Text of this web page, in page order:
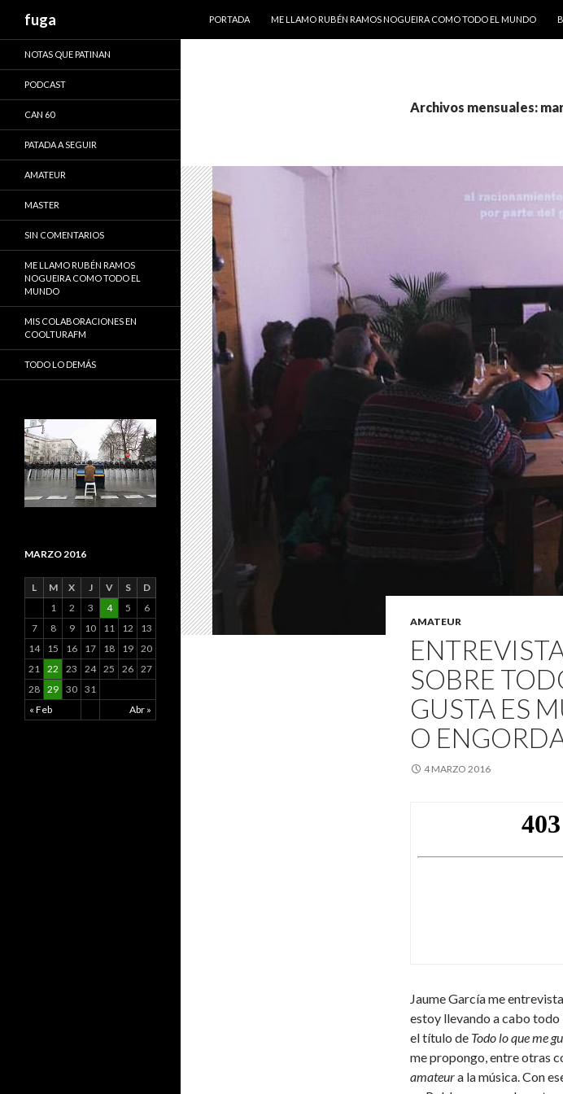
fuga
PORTADA
ME LLAMO RUBÉN RAMOS NOGUEIRA COMO TODO EL MUNDO
Archivos mensuales:
AMATEUR
SOBRE
GUSTA ES
O
4 MARZO 2016
Jaume García me
estoy llevando a cabo todo
el título de Todo lo que me
me propongo, entre otras
amateura la música. Con
NOTAS QUE PATINAN
PODCAST
CAN 60
PATADA A SEGUIR
AMATEUR
MASTER
SIN COMENTARIOS
ME LLAMO RUBÉN RAMOS
NOGUEIRA COMO TODO EL
MUNDO
MIS COLABORACIONES EN
COOLTURAFM
TODO LO DEMÁS
MARZO 2016
L M X J V S D
« Feb Abr »
1 2 3 4 5
6
7
8 9 10 11 12
13
14
15 16 17 18 19 20
21 22 23 24 25 26 27
28 29 30 31